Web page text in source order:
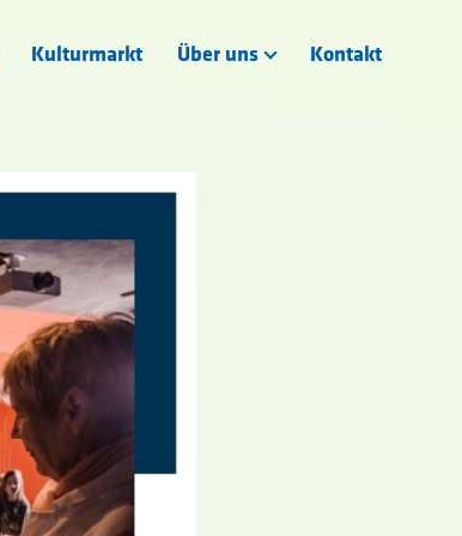
Kulturmarkt Über uns Kontakt